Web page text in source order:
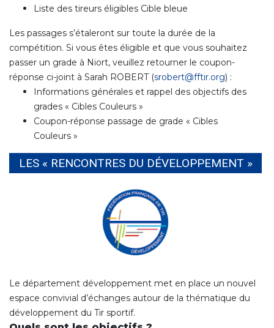
Liste des tireurs éligibles Cible bleue
Les passages s’étaleront sur toute la durée de la
compétition. Si vous êtes éligible et que vous souhaitez
passer un grade à Niort, veuillez retourner le coupon-
réponse ci-joint à Sarah ROBERT (srobert@fftir.org) :
Informations générales et rappel des objectifs des
grades « Cibles Couleurs »
Coupon-réponse passage de grade « Cibles
Couleurs »
LES « RENCONTRES DU DÉVELOPPEMENT »
Le département développement met en place un nouvel
espace convivial d’échanges autour de la thématique du
développement du Tir sportif.